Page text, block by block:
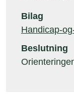
Bilag
Handicap-
Beslutning